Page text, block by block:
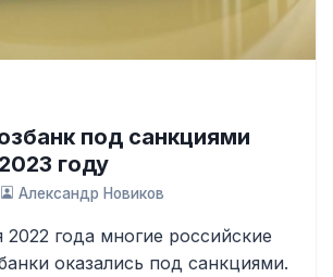
под санкциями
году
Александр Новиков
2022 года многие российские
оказались под санкциями.